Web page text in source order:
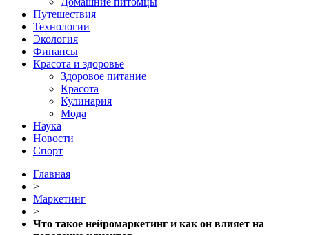
Путешествия
Технологии
Экология
Финансы
Красота и здоровье
Здоровое питание
Красота
Кулинария
Мода
Наука
Новости
Спорт
Главная
>
Маркетинг
>
Что такое нейромаркетинг и как он влияет на